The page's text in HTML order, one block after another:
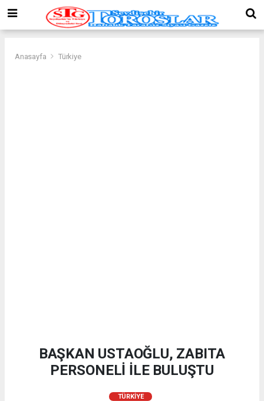
Anasayfa Türkiye
BAŞKAN USTAOĞLU, ZABITA
PERSONELİ İLE BULUŞTU
TÜRKIYE